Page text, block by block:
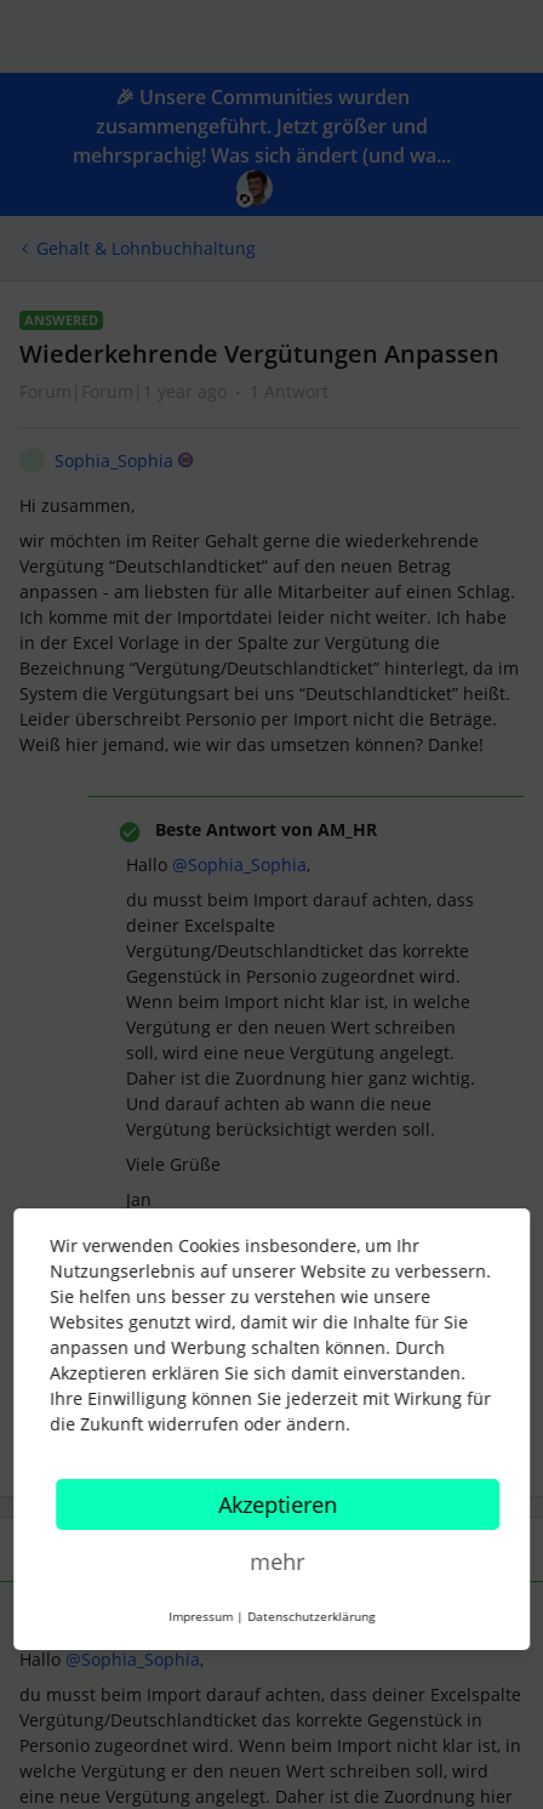
🎉 Unsere Communities wurden
zusammengeführt. Jetzt größer und
mehrsprachig! Was sich ändert (und wa...
Gehalt & Lohnbuchhaltung
ANSWERED
Wiederkehrende Vergütungen Anpassen
Forum|Forum|1 year ago 1 Antwort
Sophia_Sophia
Hi zusammen,
wir möchten im Reiter Gehalt gerne die wiederkehrende
Vergütung “Deutschlandticket” auf den neuen Betrag
anpassen - am liebsten für alle Mitarbeiter auf einen Schlag.
Ich komme mit der Importdatei leider nicht weiter. Ich habe
in der Excel Vorlage in der Spalte zur Vergütung die
Bezeichnung “Vergütung/Deutschlandticket” hinterlegt, da im
System die Vergütungsart bei uns “Deutschlandticket” heißt.
Leider überschreibt Personio per Import nicht die Beträge.
Weiß hier jemand, wie wir das umsetzen können? Danke!
Beste Antwort von AM_HR
Hallo ​ @Sophia_Sophia,
du musst beim Import darauf achten, dass
deiner Excelspalte
Vergütung/Deutschlandticket das korrekte
Gegenstück in Personio zugeordnet wird.
Wenn beim Import nicht klar ist, in welche
Vergütung er den neuen Wert schreiben
soll, wird eine neue Vergütung angelegt.
Daher ist die Zuordnung hier ganz wichtig.
Und darauf achten ab wann die neue
Vergütung berücksichtigt werden soll.
Viele Grüße
Jan
wiederkehrende Vergütungen Vergütung
Deutschlandticket
M 2 Menschen gefällt dies
ANTWORT Forum|Forum|1 year ago
Hallo ​ @Sophia_Sophia,
du musst beim Import darauf achten, dass deiner Excelspalte
Vergütung/Deutschlandticket das korrekte Gegenstück in
Personio zugeordnet wird. Wenn beim Import nicht klar ist, in
welche Vergütung er den neuen Wert schreiben soll, wird
eine neue Vergütung angelegt. Daher ist die Zuordnung hier
Wir verwenden Cookies insbesondere, um Ihr
Nutzungserlebnis auf unserer Website zu verbessern.
Sie helfen uns besser zu verstehen wie unsere
Websites genutzt wird, damit wir die Inhalte für Sie
anpassen und Werbung schalten können. Durch
Akzeptieren erklären Sie sich damit einverstanden.
Ihre Einwilligung können Sie jederzeit mit Wirkung für
die Zukunft widerrufen oder ändern.
Akzeptieren
mehr
Impressum | Datenschutzerklärung